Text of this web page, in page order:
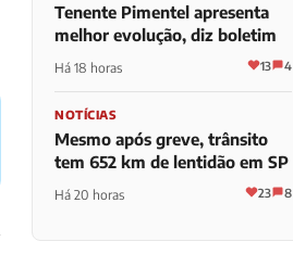
Tenente Pimentel apresenta
melhor evolução, diz boletim
Há 18 horas 13 4
NOTÍCIAS
Mesmo após greve, trânsito
tem 652 km de lentidão em SP
Há 20 horas 23 8